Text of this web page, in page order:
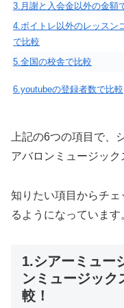
3.月謝と入会金以外の金額
4.ボイトレ以外のレッスン
で比較
5.全国の校舎で比較
6.youtubeの登録者数で比較
上記の6つの項目で、
アバロンミュージック
知りたい項目からチ
るようになっています
1.シアーミュー
ンミュージック
較！